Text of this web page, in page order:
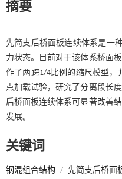
摘要
先简支后桥面板连续体系是一
力状态。目前对于该体系桥面
作了两跨1/4比例的缩尺模型，
点加载试验，研究了分离段长
后桥面板连续体系可显著改善
发展。
关键词
钢混组合结构 / 先简支后桥面